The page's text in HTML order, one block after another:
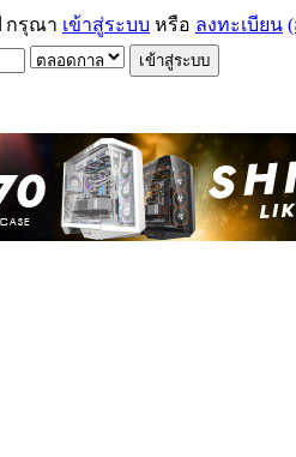
กรุณา เข้าสู่ระบบ หรือ ลงทะเบียน